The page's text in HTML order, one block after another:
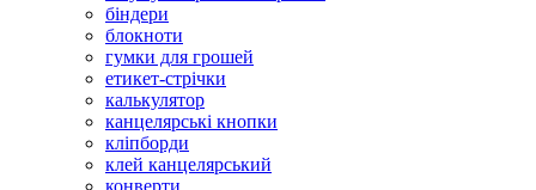
біндери
блокноти
гумки для грошей
етикет-стрічки
калькулятор
канцелярські кнопки
кліпборди
клей канцелярський